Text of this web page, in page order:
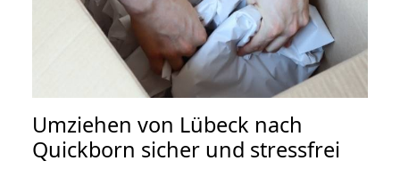
Umziehen von Lübeck nach
Quickborn sicher und stressfrei